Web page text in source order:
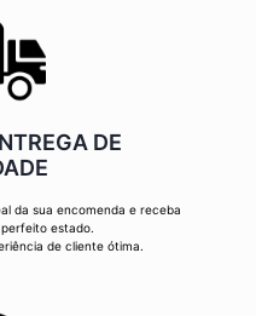
DE
da sua encomenda e receba
estado.
de cliente ótima.